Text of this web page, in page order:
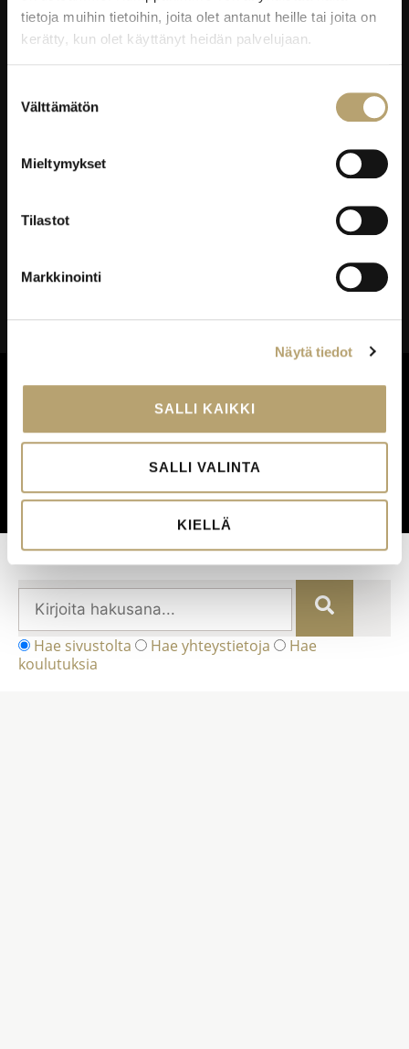
tietoja muihin tietoihin, joita olet antanut heille tai joita on
kerätty, kun olet käyttänyt heidän palvelujaan.
valinta
Välttämätön
Mieltymykset
Tilastot
Markkinointi
Näytä tiedot
SALLI KAIKKI
SALLI VALINTA
KIELLÄ
Työelämässä oppiminen
Työpaikkaohjaajakoulutus
EDUKO
Yhteystiedot
Avoimet työpaikat
Todistukset
Saavutettavuusseloste
Palautekanavat
Hae sivustolta Hae yhteystietoja
Hae
koulutuksia